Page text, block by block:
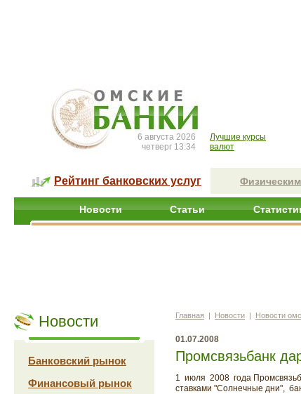
6 августа 2026
четверг 13:34
Лучшие курсы
валют
Рейтинг банковских услуг
Новости Статьи
Новости
Банковский рынок
Финансовый рынок
Главная | Новости | Новости
01.07.2008
Промсвязьбанк
1 июля 2008 года
ставками "Солнечные дни",